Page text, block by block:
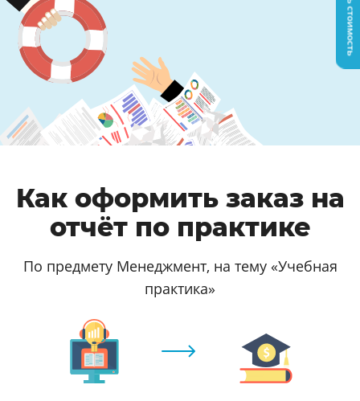
Как оформить заказ на
отчёт по практике
По предмету Менеджмент, на тему «Учебная
практика»